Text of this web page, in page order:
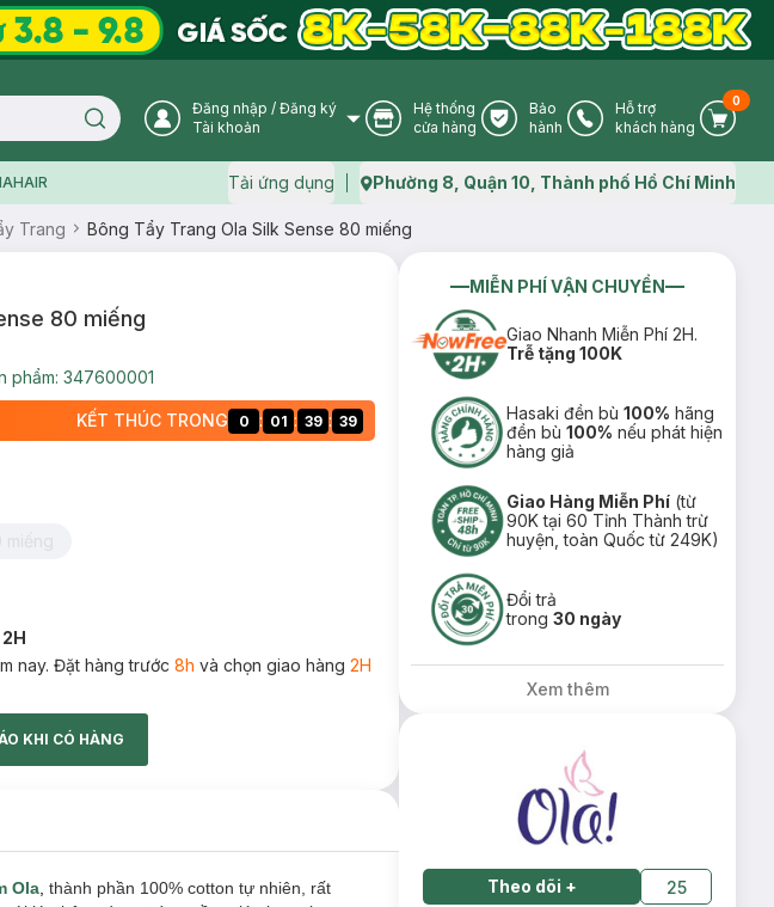
Search icon User Icon
Đăng nhập / Đăng ký
Tài khoản
Store Icon
Hệ thống
cửa hàng
Warranty Icon
Bảo
hành
Phone Icon
Hỗ trợ
khách hàng
Cart
0
Tải ứng dụng Map icon
Phường 8, Quận 10, Thành phố Hồ Chí Minh
Trang Bông Tẩy Trang Ola Silk Sense 80 miếng
80 miếng
phẩm: 347600001
KẾT THÚC TRONG 0 : 01 : 39 : 38
miếng
nay. Đặt hàng trước 8h và chọn giao hàng 2H
KHI CÓ HÀNG
Ola thành phần 100% cotton tự nhiên, rất
MIỄN PHÍ VẬN CHUYỂN
Giao Nhanh Miễn Phí 2H.
Trễ tặng 100K
Hasaki đền bù100% hãng
đền bù100% nếu phát hiện
hàng giả
Giao Hàng Miễn Phí (từ
90K tại 60 Tỉnh Thành trừ
huyện, toàn Quốc từ 249K)
Đổi trả
trong30 ngày
Xem thêm
Theo dõi + 25